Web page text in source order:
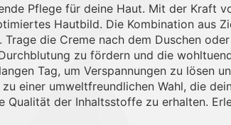
Pflege für deine Haut. Mit der Kraft
Hautbild. Die Kombination aus
die Creme nach dem Duschen
zu fördern und die
Tag, um Verspannungen zu lösen
einer umweltfreundlichen Wahl, die
der Inhaltsstoffe zu erhalten.